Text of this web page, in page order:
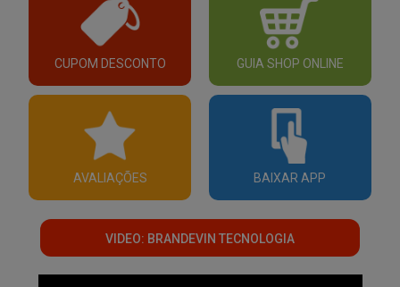
CUPOM DESCONTO GUIA SHOP ONLINE
AVALIAÇÕES BAIXAR APP
VIDEO: BRANDEVIN TECNOLOGIA